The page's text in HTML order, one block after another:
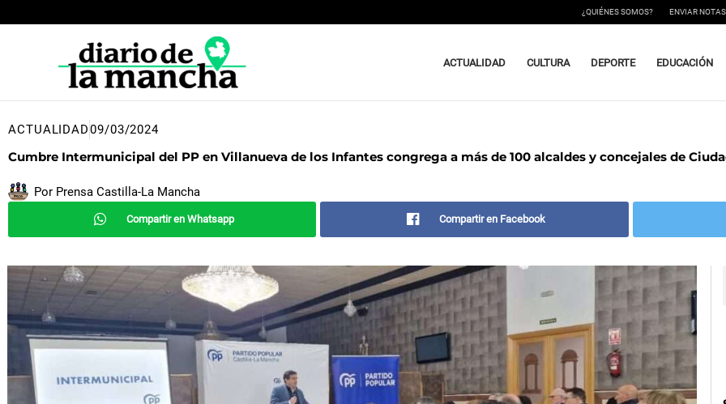
al
¿QUIÉNES SOMOS? ENVIAR
ACTUALIDAD CULTURA DEPORTE EDUCACIÓN
ACTUALIDAD09/03/2024
Cumbre Intermunicipal del PP en Villanueva de los Infantes congrega a más de 100 alcaldes y concejales de
Por Prensa Castilla-La Mancha
Compartir en Whatsapp Compartir en Facebook